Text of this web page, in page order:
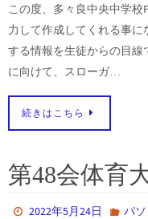
この度、多々良中央中学校
力して作成してくれる事
する情報を生徒からの目
に向けて、スローガ…
続きはこちら
第48会体育
2022年5月24日 パ